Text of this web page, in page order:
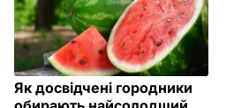
Як досвідчені городники